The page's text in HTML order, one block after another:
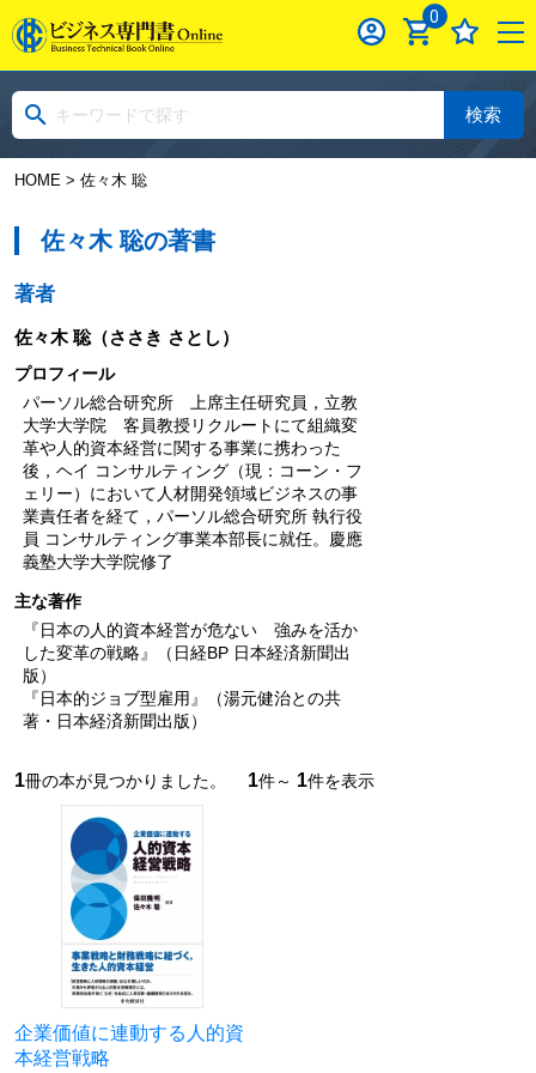
0
検索
HOME> 佐々木 聡
佐々木 聡の著書
著者
佐々木 聡（ささき さとし）
プロフィール
パーソル総合研究所 上席主任研究員，立教
大学大学院 客員教授リクルートにて組織変
革や人的資本経営に関する事業に携わった
後，ヘイ コンサルティング（現：コーン・フ
ェリー）において人材開発領域ビジネスの事
業責任者を経て，パーソル総合研究所 執行役
員 コンサルティング事業本部長に就任。慶應
義塾大学大学院修了
主な著作
『日本の人的資本経営が危ない 強みを活か
した変革の戦略』（日経BP 日本経済新聞出
版）
『日本的ジョブ型雇用』（湯元健治との共
著・日本経済新聞出版）
1冊の本が見つかりました。 1件～ 1件を表示
企業価値に連動する人的資
本経営戦略